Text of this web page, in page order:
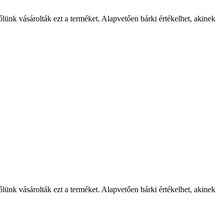
vásárolták ezt a terméket. Alapvetően bárki értékelhet, akinek
vásárolták ezt a terméket. Alapvetően bárki értékelhet, akinek